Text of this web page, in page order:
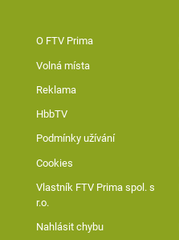
O FTV Prima
Volná místa
Reklama
HbbTV
Podmínky užívání
Cookies
Vlastník FTV Prima spol. s
r.o.
Nahlásit chybu